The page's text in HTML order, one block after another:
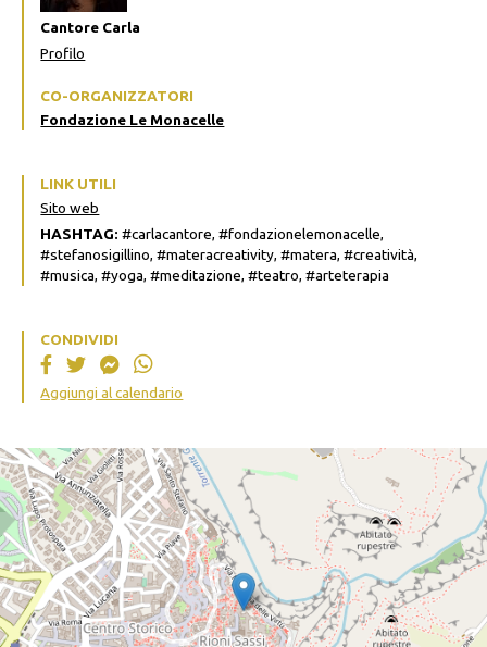
Cantore Carla
Profilo
CO-ORGANIZZATORI
Fondazione Le Monacelle
LINK UTILI
Sito web
HASHTAG: #carlacantore, #fondazionelemonacelle,
#stefanosigillino, #materacreativity, #matera, #creatività,
#musica, #yoga, #meditazione, #teatro, #arteterapia
CONDIVIDI
Aggiungi al calendario